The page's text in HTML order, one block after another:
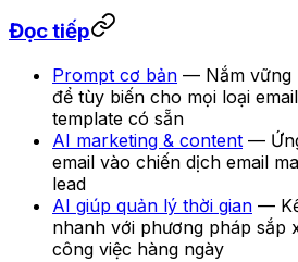
Đọc tiếp
Prompt cơ bản — Nắm vững
để tùy biến cho mọi loại
template có sẵn
AI marketing & content —
email vào chiến dịch email
lead
AI giúp quản lý thời gian —
nhanh với phương pháp sắp
công việc hàng ngày